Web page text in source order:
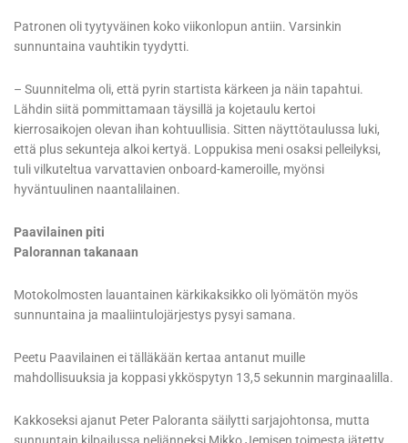
Patronen oli tyytyväinen koko viikonlopun antiin. Varsinkin
sunnuntaina vauhtikin tyydytti.
– Suunnitelma oli, että pyrin startista kärkeen ja näin tapahtui.
Lähdin siitä pommittamaan täysillä ja kojetaulu kertoi
kierrosaikojen olevan ihan kohtuullisia. Sitten näyttötaulussa luki,
että plus sekunteja alkoi kertyä. Loppukisa meni osaksi pelleilyksi,
tuli vilkuteltua varvattavien onboard-kameroille, myönsi
hyväntuulinen naantalilainen.
Paavilainen piti
Palorannan takanaan
Motokolmosten lauantainen kärkikaksikko oli lyömätön myös
sunnuntaina ja maaliintulojärjestys pysyi samana.
Peetu Paavilainen ei tälläkään kertaa antanut muille
mahdollisuuksia ja koppasi ykköspytyn 13,5 sekunnin marginaalilla.
Kakkoseksi ajanut Peter Paloranta säilytti sarjajohtonsa, mutta